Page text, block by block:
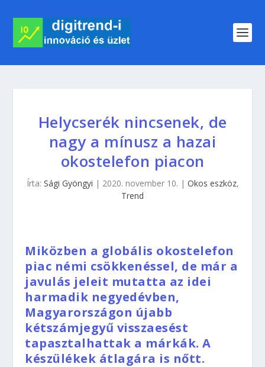
Helycserék nincsenek, de
nagy a mínusz a hazai
okostelefon piacon
Írta: Sági Gyöngyi | 2020. november 10. | Okos eszköz,
Trend
Miközben a globális okostelefon
piac némi csökkenéssel, de már a
javulás jeleit mutatta az idei
harmadik negyedévben,
Magyarországon újabb
kétszámjegyű visszaesést
tapasztalhattak a márkák. A
készülékek átlagára is nőtt.